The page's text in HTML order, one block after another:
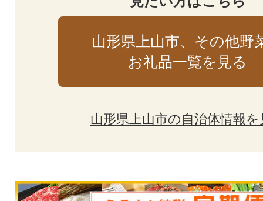
山形県上山市、その他野
お礼品一覧を見る
山形県上山市の自治体情報を